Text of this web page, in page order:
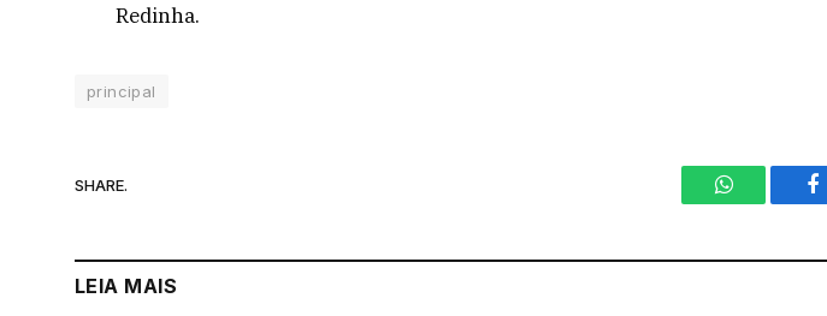
Redinha.
principal
SHARE.
WhatsApp
LEIA MAIS